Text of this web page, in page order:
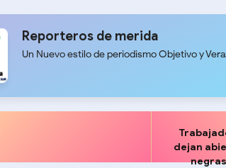
Reporteros de merida
Un Nuevo estilo de periodismo Objetivo y
dejan